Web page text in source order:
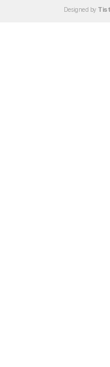
Designed by